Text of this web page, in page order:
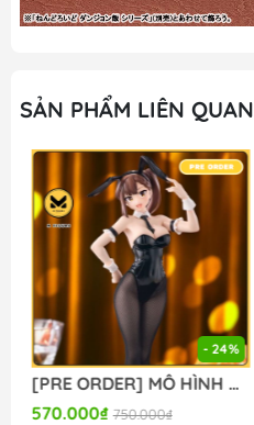
SẢN PHẨM LIÊN QUAN
- 24%
[PRE ORDER] MÔ HÌNH Seitokai ni mo Ana wa Aru! - Kotobuki Hisako - BiCute Bunnies (FuRyu) FIGURE CHÍNH HÃNG
570.000₫ 750.000₫